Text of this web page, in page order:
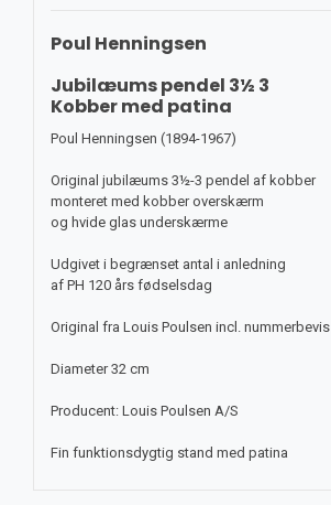
Poul Henningsen
Jubilæums pendel 3½ 3
Kobber med patina
Poul Henningsen (1894-1967)
Original jubilæums 3½-3 pendel af kobber
monteret med kobber overskærm
og hvide glas underskærme
Udgivet i begrænset antal i anledning
af PH 120 års fødselsdag
Original fra Louis Poulsen incl. nummerbevis
Diameter 32 cm
Producent: Louis Poulsen A/S
Fin funktionsdygtig stand med patina